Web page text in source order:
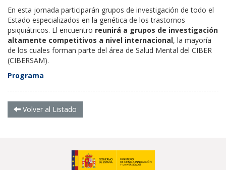
En esta jornada participarán grupos de investigación de todo el
Estado especializados en la genética de los trastornos
psiquiátricos. El encuentro reunirá a grupos de investigación
altamente competitivos a nivel internacional, la mayoría
de los cuales forman parte del área de Salud Mental del CIBER
(CIBERSAM).
Programa
Volver al Listado